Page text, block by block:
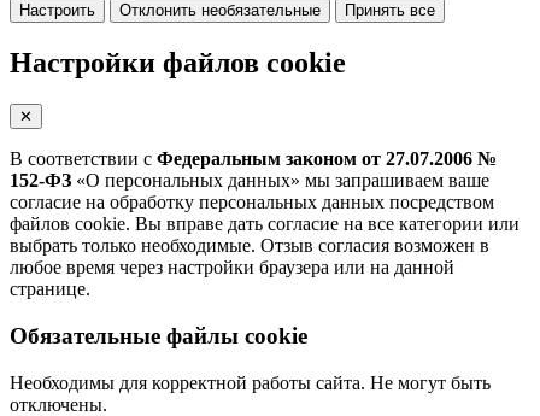
Настроить Отклонить необязательные Принять все
Настройки файлов cookie
✕
В соответствии с Федеральным законом от 27.07.2006 №
152-ФЗ «О персональных данных» мы запрашиваем ваше
согласие на обработку персональных данных посредством
файлов cookie. Вы вправе дать согласие на все категории или
выбрать только необходимые. Отзыв согласия возможен в
любое время через настройки браузера или на данной
странице.
Обязательные файлы cookie
Необходимы для корректной работы сайта. Не могут быть
отключены.